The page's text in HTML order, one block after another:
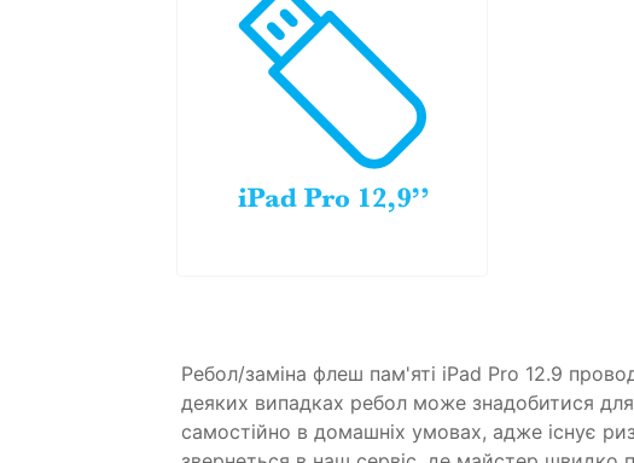
Ребол/заміна флеш пам'яті iPad Pro 12.9
деяких випадках ребол може знадобитися
самостійно в домашніх умовах, адже існує